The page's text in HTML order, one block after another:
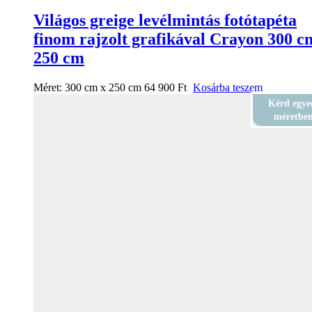
Világos greige levélmintás fotótapéta
finom rajzolt grafikával Crayon 300
250 cm
Méret: 300 cm x 250 cm 64 900 Ft Kosárba teszem
Kérd